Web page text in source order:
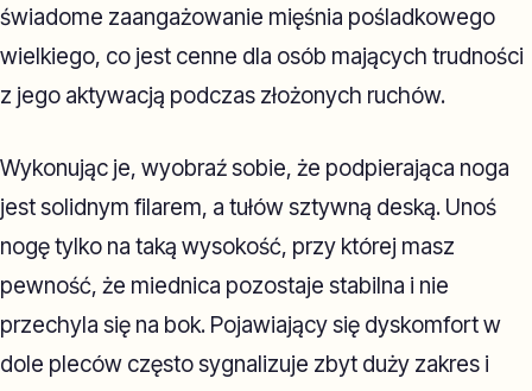
świadome zaangażowanie mięśnia pośladkowego
wielkiego, co jest cenne dla osób mających trudności
z jego aktywacją podczas złożonych ruchów.
Wykonując je, wyobraź sobie, że podpierająca noga
jest solidnym filarem, a tułów sztywną deską. Unoś
nogę tylko na taką wysokość, przy której masz
pewność, że miednica pozostaje stabilna i nie
przechyla się na bok. Pojawiający się dyskomfort w
dole pleców często sygnalizuje zbyt duży zakres i